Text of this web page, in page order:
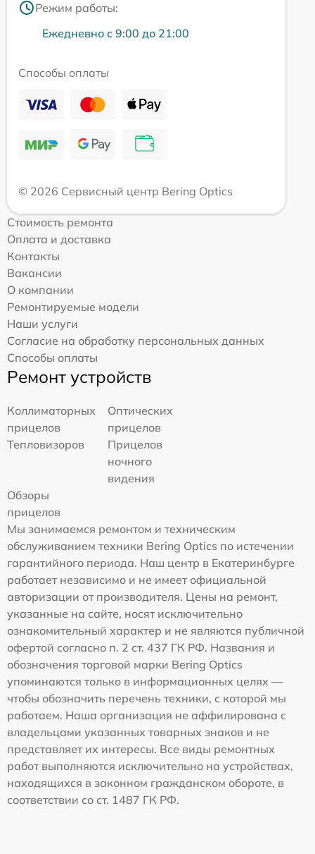
Режим работы:
Ежедневно с 9:00 до 21:00
Способы оплаты
© 2026 Сервисный центр Bering Optics
Стоимость ремонта
Оплата и доставка
Контакты
Вакансии
О компании
Ремонтируемые модели
Наши услуги
Согласие на обработку персональных данных
Способы оплаты
Ремонт устройств
Коллиматорных
прицелов
Оптических
прицелов
Тепловизоров
Прицелов
ночного
видения
Обзоры
прицелов
Мы занимаемся ремонтом и техническим
обслуживанием техники Bering Optics по истечении
гарантийного периода. Наш центр в Екатеринбурге
работает независимо и не имеет официальной
авторизации от производителя. Цены на ремонт,
указанные на сайте, носят исключительно
ознакомительный характер и не являются публичной
офертой согласно п. 2 ст. 437 ГК РФ. Названия и
обозначения торговой марки Bering Optics
упоминаются только в информационных целях —
чтобы обозначить перечень техники, с которой мы
работаем. Наша организация не аффилирована с
владельцами указанных товарных знаков и не
представляет их интересы. Все виды ремонтных
работ выполняются исключительно на устройствах,
находящихся в законном гражданском обороте, в
соответствии со ст. 1487 ГК РФ.